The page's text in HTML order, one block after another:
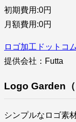
初期費用:0円
月額費用:0円
ロゴ加工ドットコム
提供会社：Futta
Logo Garden（
シンプルなロゴ素